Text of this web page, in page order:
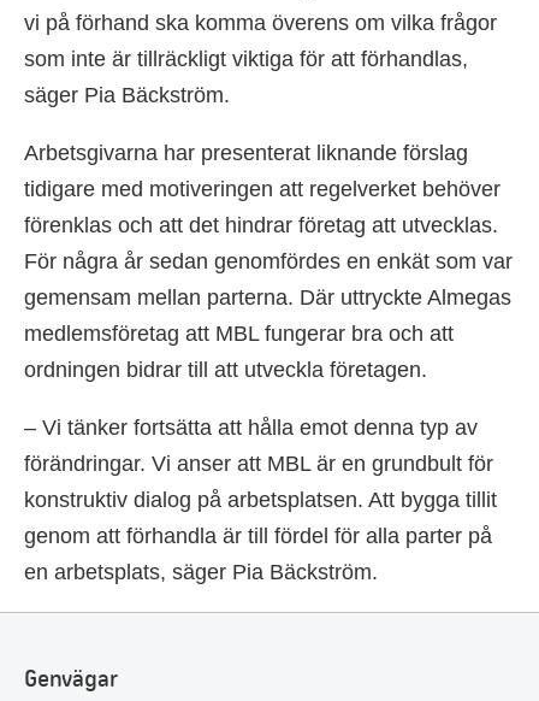
vi på förhand ska komma överens om vilka frågor
som inte är tillräckligt viktiga för att förhandlas,
säger Pia Bäckström.
Arbetsgivarna har presenterat liknande förslag
tidigare med motiveringen att regelverket behöver
förenklas och att det hindrar företag att utvecklas.
För några år sedan genomfördes en enkät som var
gemensam mellan parterna. Där uttryckte Almegas
medlemsföretag att MBL fungerar bra och att
ordningen bidrar till att utveckla företagen.
– Vi tänker fortsätta att hålla emot denna typ av
förändringar. Vi anser att MBL är en grundbult för
konstruktiv dialog på arbetsplatsen. Att bygga tillit
genom att förhandla är till fördel för alla parter på
en arbetsplats, säger Pia Bäckström.
Genvägar